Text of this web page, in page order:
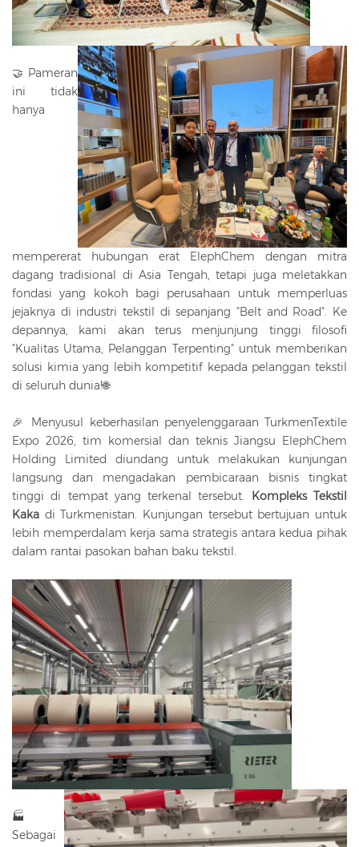
🤝 Pameran
ini tidak
hanya
mempererat hubungan erat ElephChem dengan mitra
dagang tradisional di Asia Tengah, tetapi juga meletakkan
fondasi yang kokoh bagi perusahaan untuk memperluas
jejaknya di industri tekstil di sepanjang "Belt and Road". Ke
depannya, kami akan terus menjunjung tinggi filosofi
"Kualitas Utama, Pelanggan Terpenting" untuk memberikan
solusi kimia yang lebih kompetitif kepada pelanggan tekstil
di seluruh dunia!🌐
🎉 Menyusul keberhasilan penyelenggaraan TurkmenTextile
Expo 2026, tim komersial dan teknis Jiangsu ElephChem
Holding Limited diundang untuk melakukan kunjungan
langsung dan mengadakan pembicaraan bisnis tingkat
tinggi di tempat yang terkenal tersebut. Kompleks Tekstil
Kaka di Turkmenistan. Kunjungan tersebut bertujuan untuk
lebih memperdalam kerja sama strategis antara kedua pihak
dalam rantai pasokan bahan baku tekstil.
🏭
Sebagai